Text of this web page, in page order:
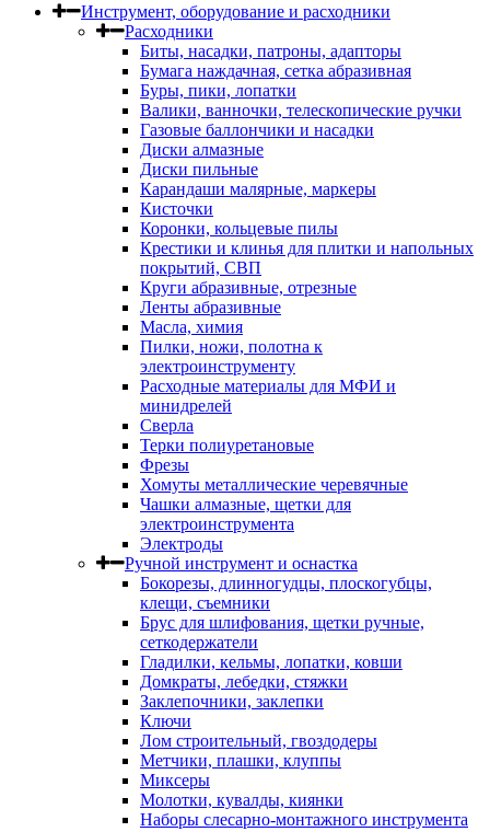
Инструмент, оборудование и расходники
Расходники
Биты, насадки, патроны, адапторы
Бумага наждачная, сетка абразивная
Буры, пики, лопатки
Валики, ванночки, телескопические ручки
Газовые баллончики и насадки
Диски алмазные
Диски пильные
Карандаши малярные, маркеры
Кисточки
Коронки, кольцевые пилы
Крестики и клинья для плитки и напольных
покрытий, СВП
Круги абразивные, отрезные
Ленты абразивные
Масла, химия
Пилки, ножи, полотна к
электроинструменту
Расходные материалы для МФИ и
минидрелей
Сверла
Терки полиуретановые
Фрезы
Хомуты металлические черевячные
Чашки алмазные, щетки для
электроинструмента
Электроды
Ручной инструмент и оснастка
Бокорезы, длинногудцы, плоскогубцы,
клещи, съемники
Брус для шлифования, щетки ручные,
сеткодержатели
Гладилки, кельмы, лопатки, ковши
Домкраты, лебедки, стяжки
Заклепочники, заклепки
Ключи
Лом строительный, гвоздодеры
Метчики, плашки, клуппы
Миксеры
Молотки, кувалды, киянки
Наборы слесарно-монтажного инструмента